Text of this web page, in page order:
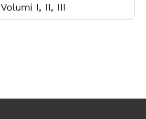
Volumi I, II, III